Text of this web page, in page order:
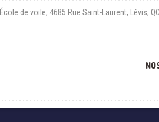
École de voile, 4685 Rue Saint-Laurent, Lévis,